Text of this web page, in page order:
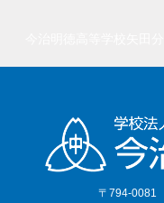
〒794-0081